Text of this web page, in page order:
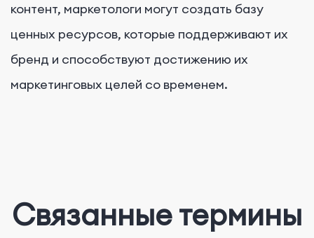
контент, маркетологи могут создать базу
ценных ресурсов, которые поддерживают их
бренд и способствуют достижению их
маркетинговых целей со временем.
Связанные термины